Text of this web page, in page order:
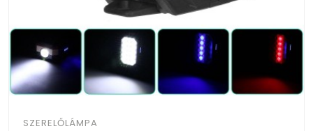
SZERELŐLÁMPA